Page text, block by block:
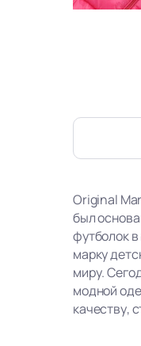
Original
был
футболок
марку
миру.
модной
качеству,